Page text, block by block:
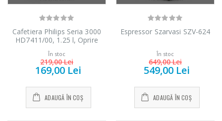
Cafetiera Philips Seria 3000
HD7411/00, 1.25 l, Oprire
automata, Alb arctic
În stoc
219,00 Lei
169,00 Lei
ADAUGĂ ÎN COȘ
Espressor Szarvasi SZV-624
În stoc
649,00 Lei
549,00 Lei
ADAUGĂ ÎN COȘ
-33%
Masina de tocat
carne NobeLTek
199,00 Lei
Robot de
299,00 Lei